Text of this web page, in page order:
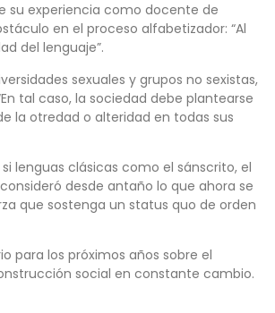
su experiencia como docente de
en el proceso alfabetizador: “Al
del lenguaje”.
sexuales y grupos no sexistas,
tal caso, la sociedad debe plantearse
la otredad o alteridad en todas sus
lenguas clásicas como el sánscrito, el
desde antaño lo que ahora se
que sostenga un status quo de orden
para los próximos años sobre el
social en constante cambio.